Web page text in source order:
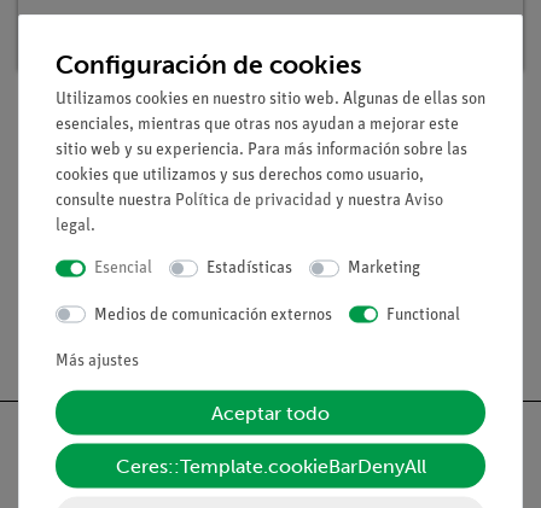
Volumen de suministro
Medios / Descargas
Configuración de cookies
Utilizamos cookies en nuestro sitio web. Algunas de ellas son
esenciales, mientras que otras nos ayudan a mejorar este
sitio web y su experiencia. Para más información sobre las
cookies que utilizamos y sus derechos como usuario,
consulte nuestra Política de privacidad y nuestra Aviso
legal.
Esencial Estadísticas Marketing
Medios de comunicación externos Functional
Más ajustes
Aceptar todo
Ceres::Template.cookieBarDenyAll